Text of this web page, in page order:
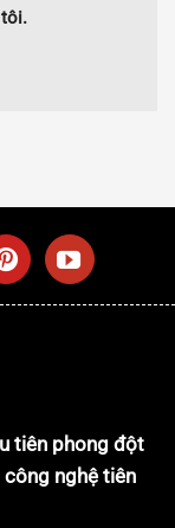
tiên phong đột
nghệ tiên